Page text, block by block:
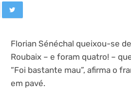
Florian Sénéchal queixou-se
Roubaix – e foram quatro! –
“Foi bastante mau”, afirma o
em pavé.